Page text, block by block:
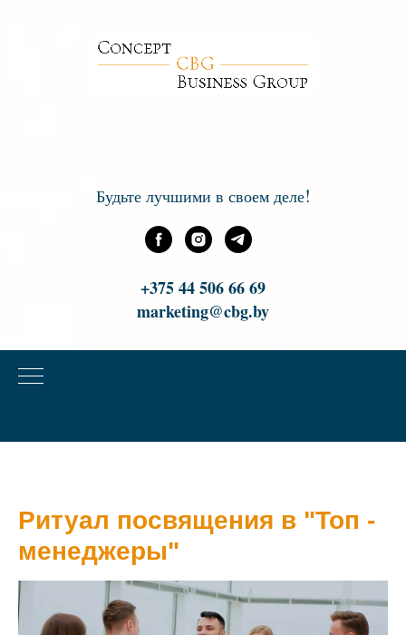
Будьте лучшими в своем деле!
+375 44 506 66 69
marketing@cbg.by
Ритуал посвящения в "Топ -
менеджеры"